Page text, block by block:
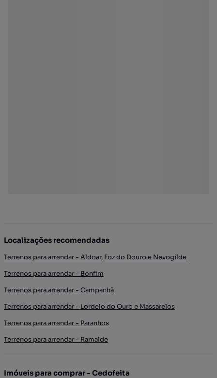
Localizações recomendadas
Terrenos para arrendar - Aldoar, Foz do Douro e Nevogilde
Terrenos para arrendar - Bonfim
Terrenos para arrendar - Campanhã
Terrenos para arrendar - Lordelo do Ouro e Massarelos
Terrenos para arrendar - Paranhos
Terrenos para arrendar - Ramalde
Imóveis para comprar - Cedofeita